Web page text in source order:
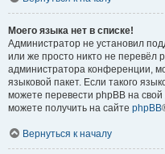
Моего языка нет в списке!
Администратор не установил
или же просто никто не перевёл
администратора конференции,
языковой пакет. Если такого
можете перевести phpBB на
можете получить на сайте phpBB
Вернуться к началу